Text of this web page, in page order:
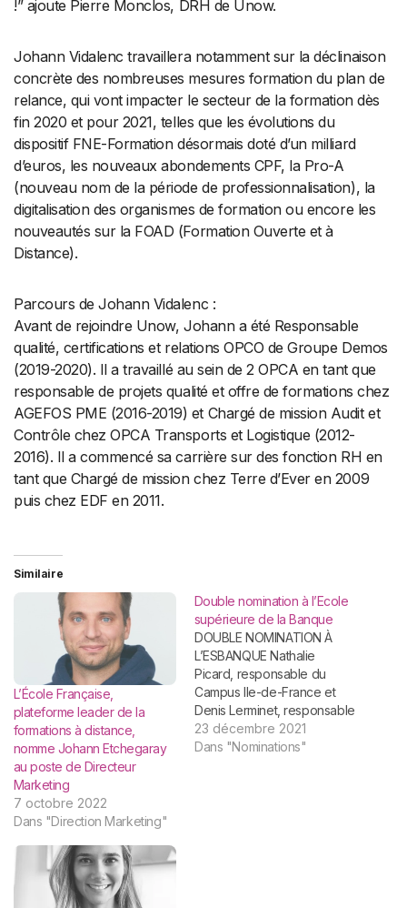
!” ajoute Pierre Monclos, DRH de Unow.
Johann Vidalenc travaillera notamment sur la déclinaison
concrète des nombreuses mesures formation du plan de
relance, qui vont impacter le secteur de la formation dès
fin 2020 et pour 2021, telles que les évolutions du
dispositif FNE-Formation désormais doté d’un milliard
d’euros, les nouveaux abondements CPF, la Pro-A
(nouveau nom de la période de professionnalisation), la
digitalisation des organismes de formation ou encore les
nouveautés sur la FOAD (Formation Ouverte et à
Distance).
Parcours de Johann Vidalenc :
Avant de rejoindre Unow, Johann a été Responsable
qualité, certifications et relations OPCO de Groupe Demos
(2019-2020). Il a travaillé au sein de 2 OPCA en tant que
responsable de projets qualité et offre de formations chez
AGEFOS PME (2016-2019) et Chargé de mission Audit et
Contrôle chez OPCA Transports et Logistique (2012-
2016). Il a commencé sa carrière sur des fonction RH en
tant que Chargé de mission chez Terre d’Ever en 2009
puis chez EDF en 2011.
Similaire
L’École Française,
plateforme leader de la
formations à distance,
nomme Johann Etchegaray
au poste de Directeur
Marketing
7 octobre 2022
Dans "Direction Marketing"
Double nomination à l’Ecole
supérieure de la Banque
DOUBLE NOMINATION À
L’ESBANQUE Nathalie
Picard, responsable du
Campus Ile-de-France et
Denis Lerminet, responsable
des Campus Bretagne et
Pays de la Loire Dès le
23 décembre 2021
Dans "Nominations"